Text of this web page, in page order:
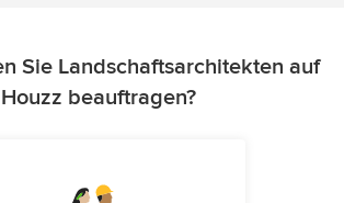
Sie Landschaftsarchitekten auf
Houzz beauftragen?